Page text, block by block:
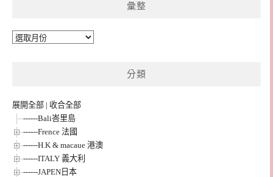
彙整
彙
分類
展開全部 | 收合全部
------Bali峇里島
------Frence 法國
------H.K & macaue 港澳
------ITALY 義大利
------JAPEN日本